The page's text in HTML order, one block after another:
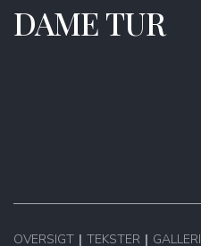
DAME TUR
OVERSIGT TEKSTER GALLERI